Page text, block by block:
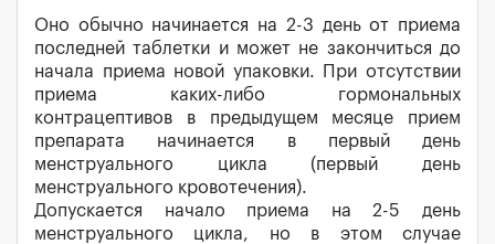
Оно обычно начинается на 2-3 день от приема
последней таблетки и может не закончиться до
начала приема новой упаковки. При отсутствии
приема каких-либо гормональных
контрацептивов в предыдущем месяце прием
препарата начинается в первый день
менструального цикла (первый день
менструального кровотечения).
Допускается начало приема на 2-5 день
менструального цикла, но в этом случае